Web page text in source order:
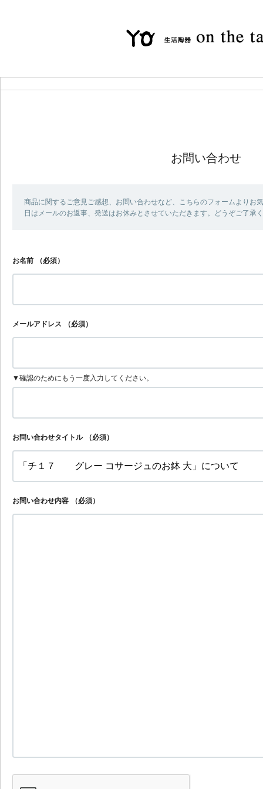
お問い合わせ
商品に関するご意見ご感想、お問い合わせなど、こちらのフォームよりお
日はメールのお返事、発送はお休みとさせていただきます。どうぞご了承
お名前 （必須）
メールアドレス （必須）
▼確認のためにもう一度入力してください。
お問い合わせタイトル （必須）
お問い合わせ内容 （必須）